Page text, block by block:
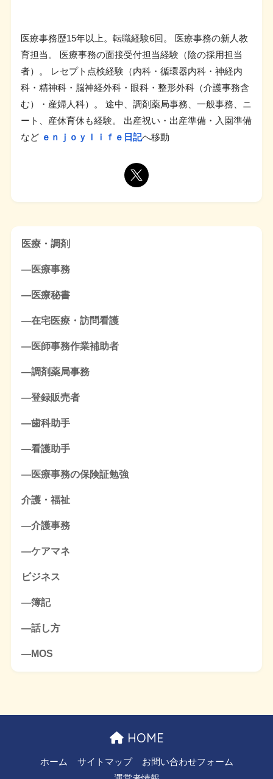
医療事務歴15年以上。転職経験6回。 医療事務の新人教
育担当。 医療事務の面接受付担当経験（陰の採用担当
者）。 レセプト点検経験（内科・循環器内科・神経内
科・精神科・脳神経外科・眼科・整形外科（介護事務含
む）・産婦人科）。 途中、調剤薬局事務、一般事務、ニ
ート、産休育休も経験。 出産祝い・出産準備・入園準備
など ｅｎｊｏｙｌｉｆｅ日記へ移動
医療・調剤
―医療事務
―医療秘書
―在宅医療・訪問看護
―医師事務作業補助者
―調剤薬局事務
―登録販売者
―歯科助手
―看護助手
―医療事務の保険証勉強
介護・福祉
―介護事務
―ケアマネ
ビジネス
―簿記
―話し方
―MOS
HOME
ホーム サイトマップ
お問い合わせフォーム